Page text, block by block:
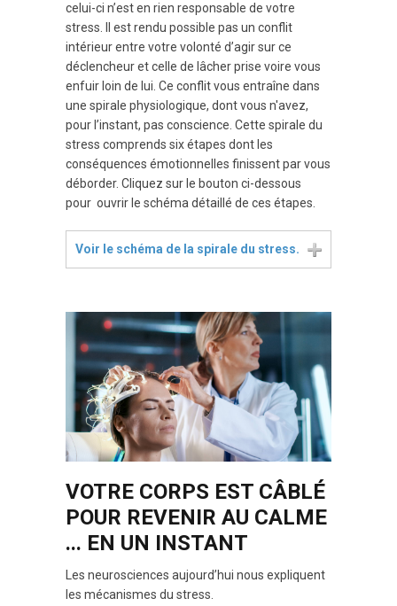
celui-ci n’est en rien responsable de votre
stress. Il est rendu possible pas un conflit
intérieur entre votre volonté d’agir sur ce
déclencheur et celle de lâcher prise voire vous
enfuir loin de lui. Ce conflit vous entraîne dans
une spirale physiologique, dont vous n'avez,
pour l’instant, pas conscience. Cette spirale du
stress comprends six étapes dont les
conséquences émotionnelles finissent par vous
déborder. Cliquez sur le bouton ci-dessous
pour ouvrir le schéma détaillé de ces étapes.
Voir le schéma de la spirale du stress.
VOTRE CORPS EST CÂBLÉ
POUR REVENIR AU CALME
... EN UN INSTANT
Les neurosciences aujourd’hui nous expliquent
les mécanismes du stress.